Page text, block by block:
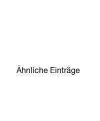
Ähnliche Einträge